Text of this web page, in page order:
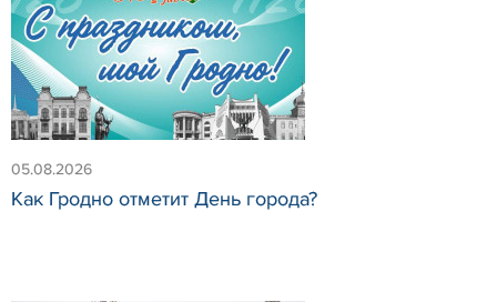
05.08.2026
Как Гродно отметит День города?